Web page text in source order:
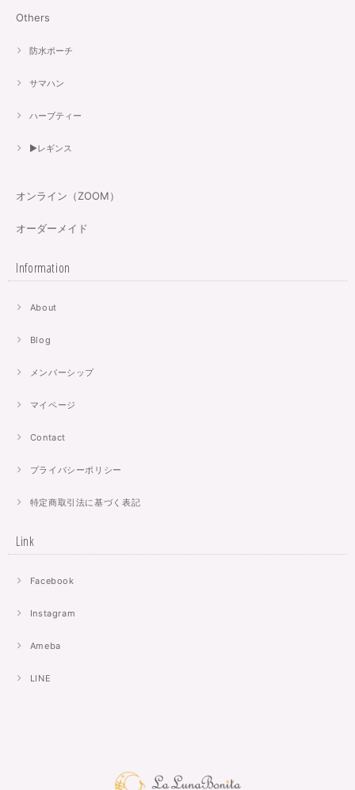
Others
防水ポーチ
サマハン
ハーブティー
▶︎レギンス
オンライン（ZOOM）
オーダーメイド
Information
About
Blog
メンバーシップ
マイページ
Contact
プライバシーポリシー
特定商取引法に基づく表記
Link
Facebook
Instagram
Ameba
LINE